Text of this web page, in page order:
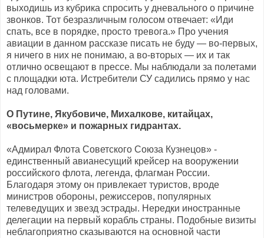
выходишь из кубрика спросить у дневального о причине
звонков. Тот безразличным голосом отвечает: «Иди
спать, все в порядке, просто тревога.» Про учения
авиации в данном рассказе писать не буду — во-первых,
я ничего в них не понимаю, а во-вторых — их и так
отлично освещают в прессе. Мы наблюдали за полетами
с площадки юта. Истребители СУ садились прямо у нас
над головами.
О Путине, Якубовиче, Михалкове, китайцах,
«восьмерке» и пожарных гидрантах.
«Адмирал Флота Советского Союза Кузнецов» -
единственный авианесущий крейсер на вооружении
российского флота, легенда, флагман России.
Благодаря этому он привлекает туристов, вроде
министров обороны, режиссеров, популярных
телеведущих и звезд эстрады. Нередки иностранные
делегации на первый корабль страны. Подобные визиты
неблагоприятно сказываются на основной части